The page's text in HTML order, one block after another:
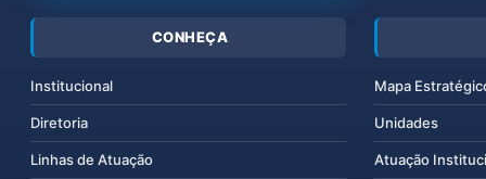
CONHEÇA
Institucional
Diretoria
Linhas de Atuação
Mapa
Unidades
Atuação